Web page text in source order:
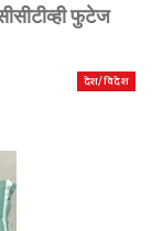
फुटेज
देश/विदेश